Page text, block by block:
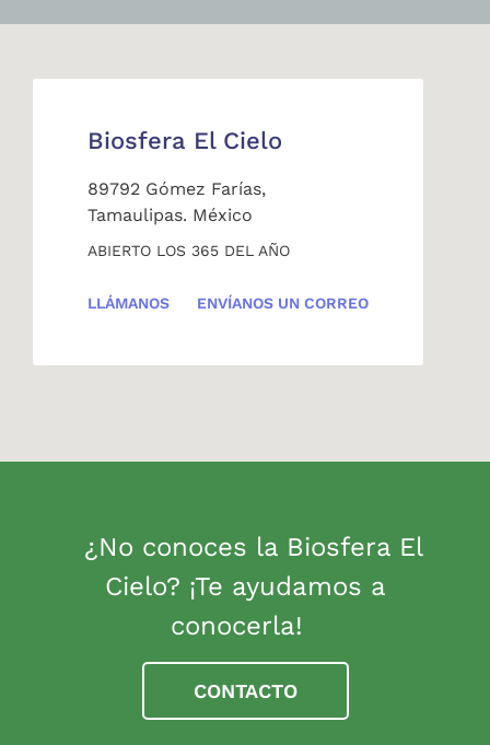
Biosfera El Cielo
89792 Gómez Farías,
Tamaulipas. México
ABIERTO LOS 365 DEL AÑO
LLÁMANOS ENVÍANOS UN CORREO
¿No conoces la Biosfera El
Cielo? ¡Te ayudamos a
conocerla!
CONTACTO